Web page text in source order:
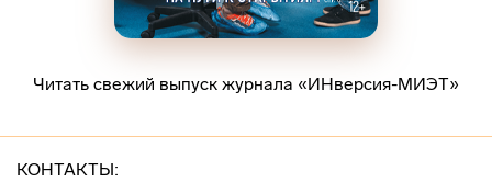
Читать свежий выпуск журнала «ИНверсия-МИЭТ»
КОНТАКТЫ: